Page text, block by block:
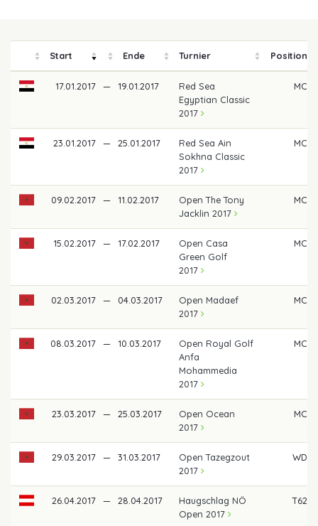
Start Ende Turnier Position
17.01.2017 — 19.01.2017
Red Sea
Egyptian Classic
2017
MC
23.01.2017 — 25.01.2017
Red Sea Ain
Sokhna Classic
2017
MC
09.02.2017 — 11.02.2017
Open The Tony
Jacklin 2017
MC
15.02.2017 — 17.02.2017
Open Casa
Green Golf
2017
MC
02.03.2017 — 04.03.2017
Open Madaef
2017
MC
08.03.2017 — 10.03.2017
Open Royal Golf
Anfa
Mohammedia
2017
MC
23.03.2017 — 25.03.2017
Open Ocean
2017
MC
29.03.2017 — 31.03.2017
Open Tazegzout
2017
WD
26.04.2017 — 28.04.2017
Haugschlag NÖ
Open 2017
T62